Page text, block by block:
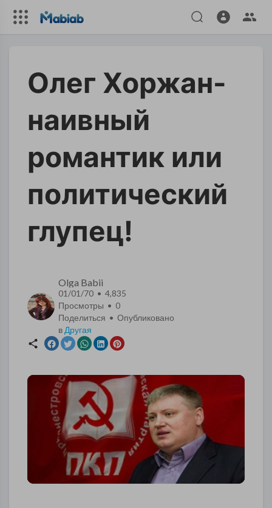
Олег Хоржан-
наивный
романтик или
политический
глупец!
Olga Babii
01/01/70 • 4,835
Просмотры • 0
Поделиться • Опубликовано
в Другая